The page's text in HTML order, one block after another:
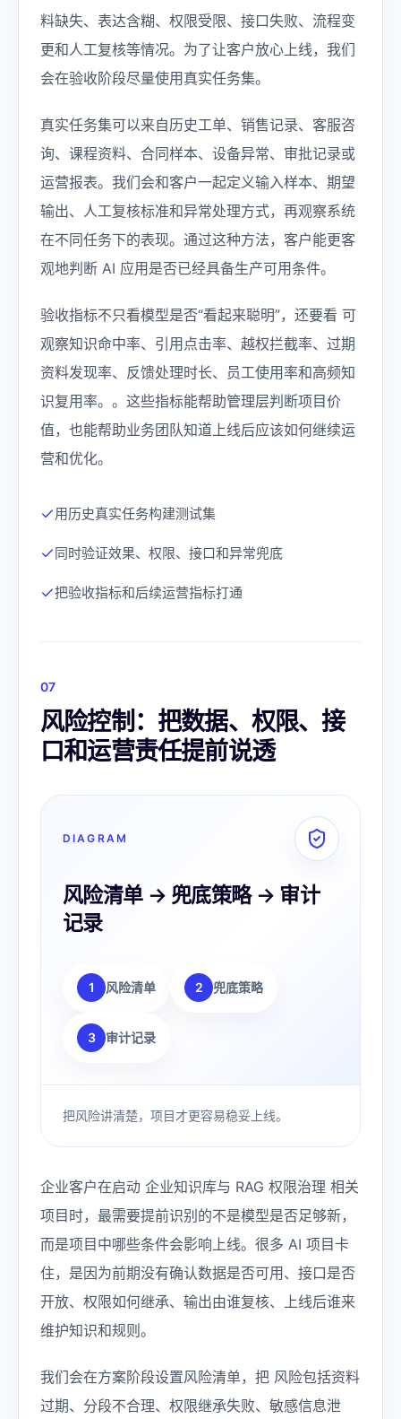
料缺失、表达含糊、权限受限、接口失败、流程变
更和人工复核等情况。为了让客户放心上线，我们
会在验收阶段尽量使用真实任务集。
真实任务集可以来自历史工单、销售记录、客服咨
询、课程资料、合同样本、设备异常、审批记录或
运营报表。我们会和客户一起定义输入样本、期望
输出、人工复核标准和异常处理方式，再观察系统
在不同任务下的表现。通过这种方法，客户能更客
观地判断 AI 应用是否已经具备生产可用条件。
验收指标不只看模型是否“看起来聪明”，还要看 可
观察知识命中率、引用点击率、越权拦截率、过期
资料发现率、反馈处理时长、员工使用率和高频知
识复用率。。这些指标能帮助管理层判断项目价
值，也能帮助业务团队知道上线后应该如何继续运
营和优化。
用历史真实任务构建测试集
同时验证效果、权限、接口和异常兜底
把验收指标和后续运营指标打通
07
风险控制：把数据、权限、接
口和运营责任提前说透
DIAGRAM
风险清单 → 兜底策略 → 审计
记录
1 风险清单 2 兜底策略
3 审计记录
把风险讲清楚，项目才更容易稳妥上线。
企业客户在启动 企业知识库与 RAG 权限治理 相关
项目时，最需要提前识别的不是模型是否足够新，
而是项目中哪些条件会影响上线。很多 AI 项目卡
住，是因为前期没有确认数据是否可用、接口是否
开放、权限如何继承、输出由谁复核、上线后谁来
维护知识和规则。
我们会在方案阶段设置风险清单，把 风险包括资料
过期、分段不合理、权限继承失败、敏感信息泄